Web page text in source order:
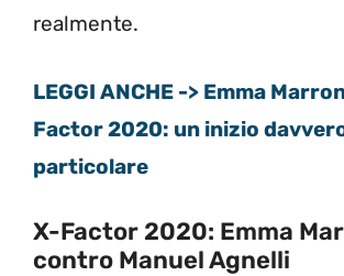
realmente.
LEGGI ANCHE -> Emma
Factor 2020: un inizio
particolare
X-Factor 2020: Emma
contro Manuel Agnelli